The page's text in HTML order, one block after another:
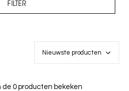
FILTER
de 0 producten bekeken